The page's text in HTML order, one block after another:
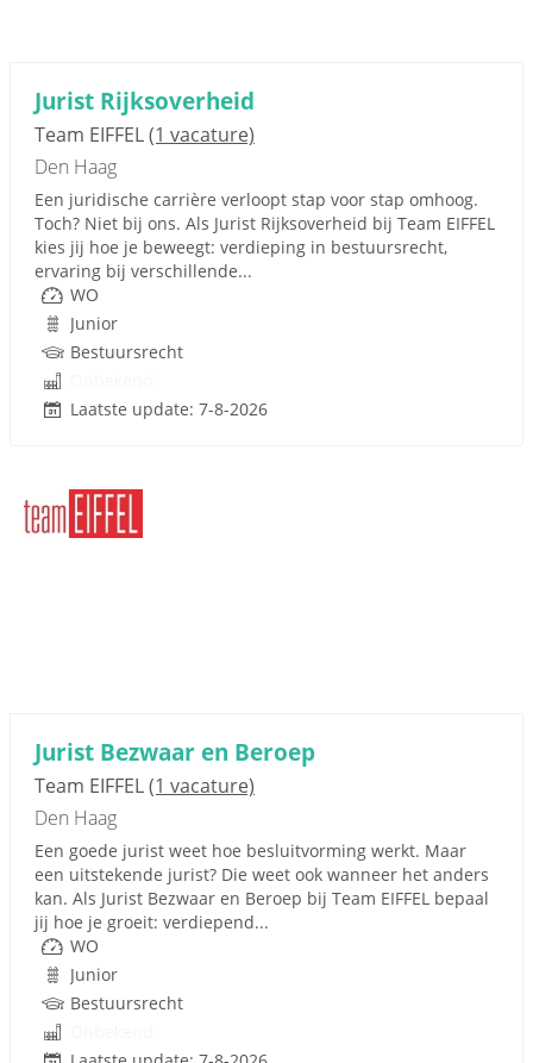
Jurist Rijksoverheid
Team EIFFEL(1 vacature)
Den Haag
Een juridische carrière verloopt stap voor stap omhoog.
Toch? Niet bij ons. Als Jurist Rijksoverheid bij Team EIFFEL
kies jij hoe je beweegt: verdieping in bestuursrecht,
ervaring bij verschillende...
WO
Junior
Bestuursrecht
Laatste update: 7-8-2026
Jurist Bezwaar en Beroep
Team EIFFEL(1 vacature)
Den Haag
Een goede jurist weet hoe besluitvorming werkt. Maar
een uitstekende jurist? Die weet ook wanneer het anders
kan. Als Jurist Bezwaar en Beroep bij Team EIFFEL bepaal
jij hoe je groeit: verdiepend...
WO
Junior
Bestuursrecht